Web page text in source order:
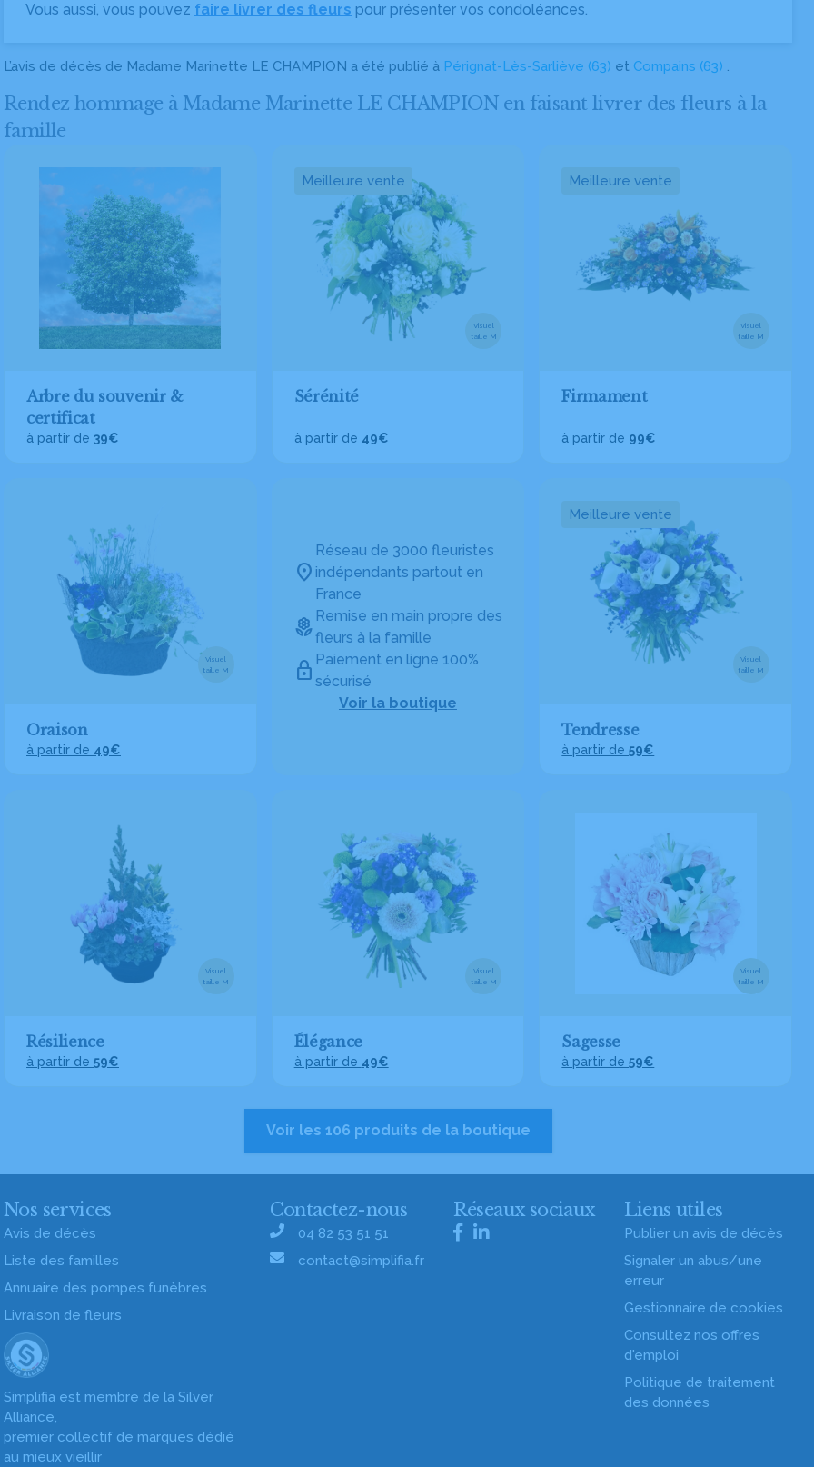
Vous aussi, vous pouvez faire livrer des fleurs pour présenter vos condoléances.
L’avis de décès de Madame Marinette LE CHAMPION a été publié à Pérignat-Lès-Sarliève (63) et Compains (63) .
Rendez hommage à Madame Marinette LE CHAMPION en faisant livrer des fleurs à la
famille
Réseau de 3000 fleuristes
indépendants partout en
France
Remise en main propre des
fleurs à la famille
Paiement en ligne 100%
sécurisé
Voir la boutique
Arbre du souvenir &
certificat
à partir de 39€
Meilleure vente
Visuel
taille M
Sérénité
à partir de 49€
Meilleure vente
Visuel
taille M
Firmament
à partir de 99€
Visuel
taille M
Oraison
à partir de 49€
Meilleure vente
Visuel
taille M
Tendresse
à partir de59€
Visuel
taille M
Résilience
à partir de 59€
Visuel
taille M
Élégance
à partir de 49€
Visuel
taille M
Sagesse
à partir de59€
Voir les 106 produits de la boutique
Nos services
Avis de décès
Liste des familles
Annuaire des pompes funèbres
Livraison de fleurs
Simplifia est membre de la Silver
Alliance,
premier collectif de marques dédié
au mieux vieillir
Contactez-nous
04 82 53 51 51
contact@simplifia.fr
Réseaux sociaux Liens utiles
Publier un avis de décès
Signaler un abus/une
erreur
Gestionnaire de cookies
Consultez nos offres
d'emploi
Politique de traitement
des données